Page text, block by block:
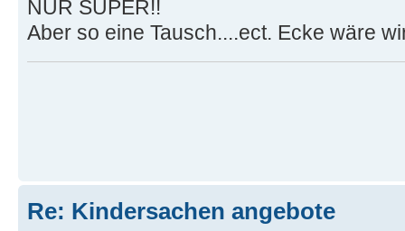
NUR SUPER!!
Aber so eine Tausch....ect. Ecke wäre
Re: Kindersachen angebote